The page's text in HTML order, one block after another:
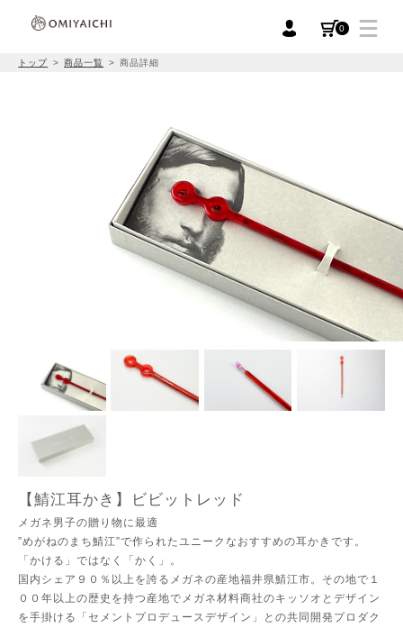
0
トップ 商品一覧 商品詳細
【鯖江耳かき】ビビットレッド
メガネ男子の贈り物に最適
”めがねのまち鯖江”で作られたユニークなおすすめの耳かきです。
「かける」ではなく「かく」。
国内シェア９０％以上を誇るメガネの産地福井県鯖江市。その地で１
００年以上の歴史を持つ産地でメガネ材料商社のキッソオとデザイン
を手掛ける「セメントプロデュースデザイン」との共同開発プロダク